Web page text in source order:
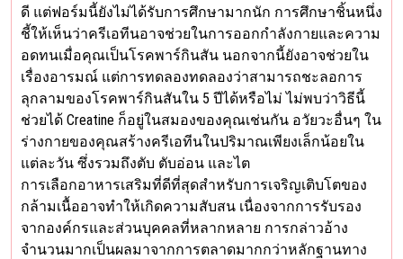
ดี แต่ฟอร์มนี้ยังไม่ได้รับการศึกษามากนัก การศึกษาชิ้นหนึ่ง
ชี้ให้เห็นว่าครีเอทีนอาจช่วยในการออกกำลังกายและความ
อดทนเมื่อคุณเป็นโรคพาร์กินสัน นอกจากนี้ยังอาจช่วยใน
เรื่องอารมณ์ แต่การทดลองทดลองว่าสามารถชะลอการ
ลุกลามของโรคพาร์กินสันใน 5 ปีได้หรือไม่ ไม่พบว่าวิธีนี้
ช่วยได้ Creatine ก็อยู่ในสมองของคุณเช่นกัน อวัยวะอื่นๆ ใน
ร่างกายของคุณสร้างครีเอทีนในปริมาณเพียงเล็กน้อยใน
แต่ละวัน ซึ่งรวมถึงตับ ตับอ่อน และไต
การเลือกอาหารเสริมที่ดีที่สุดสำหรับการเจริญเติบโตของ
กล้ามเนื้ออาจทำให้เกิดความสับสน เนื่องจากการรับรอง
จากองค์กรและส่วนบุคคลที่หลากหลาย การกล่าวอ้าง
จำนวนมากเป็นผลมาจากการตลาดมากกว่าหลักฐานทาง